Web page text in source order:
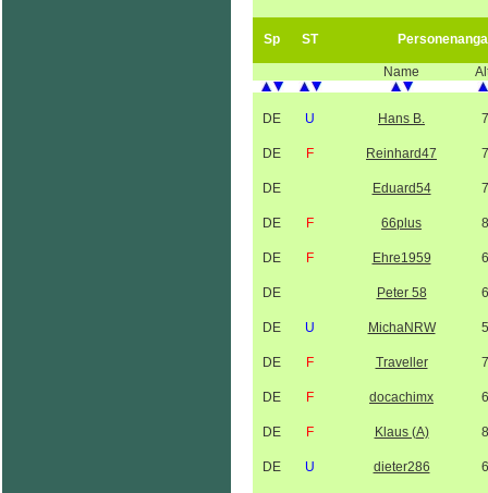
Sp ST
Name
DE U Hans B.
DE F Reinhard47
DE Eduard54
DE F 66plus
DE F Ehre1959
DE Peter 58
DE U MichaNRW
DE F Traveller
DE F docachimx
DE F Klaus (A)
DE U dieter286